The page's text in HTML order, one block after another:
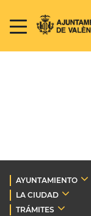
AYUNTAMIENTO
LA CIUDAD
TRÁMITES